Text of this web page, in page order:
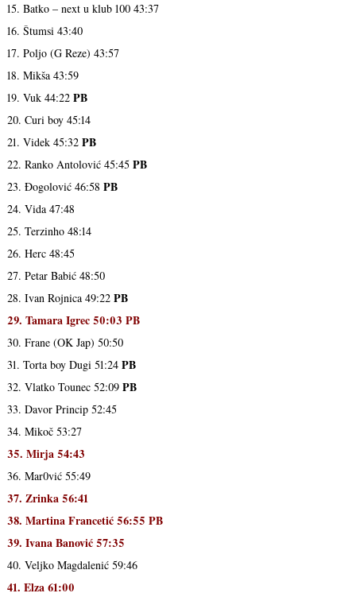
15. Batko – next u klub 100 43:37
16. Štumsi 43:40
17. Poljo (G Reze) 43:57
18. Mikša 43:59
19. Vuk 44:22 PB
20. Curi boy 45:14
21. Videk 45:32 PB
22. Ranko Antolović 45:45 PB
23. Đogolović 46:58 PB
24. Vida 47:48
25. Terzinho 48:14
26. Herc 48:45
27. Petar Babić 48:50
28. Ivan Rojnica 49:22 PB
29. Tamara Igrec 50:03 PB
30. Frane (OK Jap) 50:50
31. Torta boy Dugi 51:24 PB
32. Vlatko Tounec 52:09 PB
33. Davor Princip 52:45
34. Mikoč 53:27
35. Mirja 54:43
36. Mar0vić 55:49
37. Zrinka 56:41
38. Martina Francetić 56:55 PB
39. Ivana Banović 57:35
40. Veljko Magdalenić 59:46
41. Elza 61:00